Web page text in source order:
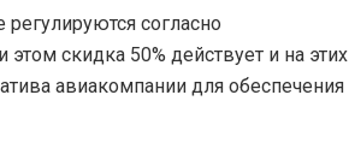
согласно
скидка 50% действует и на этих
авиакомпании для обеспечения